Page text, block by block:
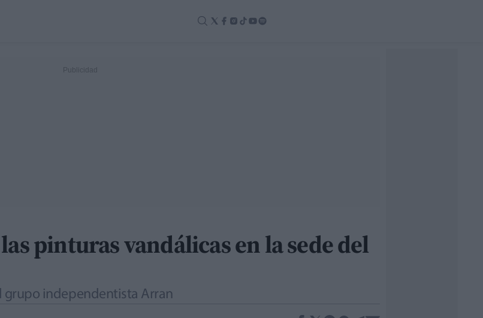
pinturas vandálicas en la sede del
grupo independentista Arran